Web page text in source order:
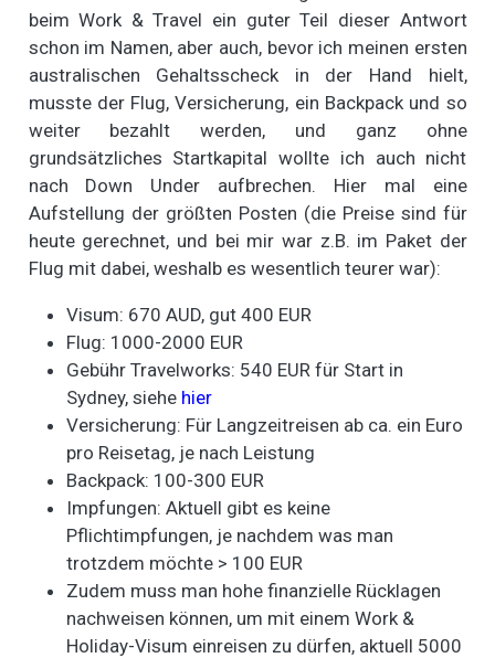
beim Work & Travel ein guter Teil dieser Antwort
schon im Namen, aber auch, bevor ich meinen ersten
australischen Gehaltsscheck in der Hand hielt,
musste der Flug, Versicherung, ein Backpack und so
weiter bezahlt werden, und ganz ohne
grundsätzliches Startkapital wollte ich auch nicht
nach Down Under aufbrechen. Hier mal eine
Aufstellung der größten Posten (die Preise sind für
heute gerechnet, und bei mir war z.B. im Paket der
Flug mit dabei, weshalb es wesentlich teurer war):
Visum: 670 AUD, gut 400 EUR
Flug: 1000-2000 EUR
Gebühr Travelworks: 540 EUR für Start in
Sydney, siehe hier
Versicherung: Für Langzeitreisen ab ca. ein Euro
pro Reisetag, je nach Leistung
Backpack: 100-300 EUR
Impfungen: Aktuell gibt es keine
Pflichtimpfungen, je nachdem was man
trotzdem möchte > 100 EUR
Zudem muss man hohe finanzielle Rücklagen
nachweisen können, um mit einem Work &
Holiday-Visum einreisen zu dürfen, aktuell 5000